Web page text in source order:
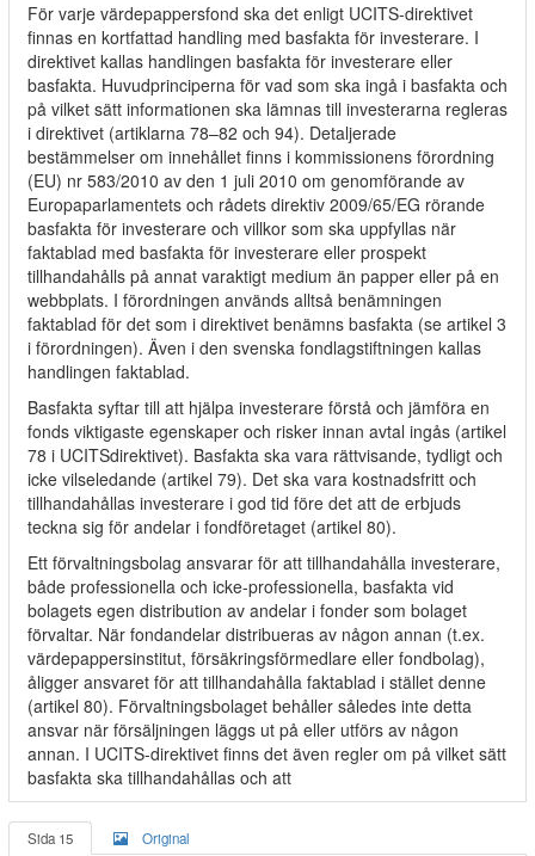
För varje värdepappersfond ska det enligt UCITS-direktivet
finnas en kortfattad handling med basfakta för investerare. I
direktivet kallas handlingen basfakta för investerare eller
basfakta. Huvudprinciperna för vad som ska ingå i basfakta och
på vilket sätt informationen ska lämnas till investerarna regleras
i direktivet (artiklarna 78–82 och 94). Detaljerade
bestämmelser om innehållet finns i kommissionens förordning
(EU) nr 583/2010 av den 1 juli 2010 om genomförande av
Europaparlamentets och rådets direktiv 2009/65/EG rörande
basfakta för investerare och villkor som ska uppfyllas när
faktablad med basfakta för investerare eller prospekt
tillhandahålls på annat varaktigt medium än papper eller på en
webbplats. I förordningen används alltså benämningen
faktablad för det som i direktivet benämns basfakta (se artikel 3
i förordningen). Även i den svenska fondlagstiftningen kallas
handlingen faktablad.
Basfakta syftar till att hjälpa investerare förstå och jämföra en
fonds viktigaste egenskaper och risker innan avtal ingås (artikel
78 i UCITSdirektivet). Basfakta ska vara rättvisande, tydligt och
icke vilseledande (artikel 79). Det ska vara kostnadsfritt och
tillhandahållas investerare i god tid före det att de erbjuds
teckna sig för andelar i fondföretaget (artikel 80).
Ett förvaltningsbolag ansvarar för att tillhandahålla investerare,
både professionella och icke-professionella, basfakta vid
bolagets egen distribution av andelar i fonder som bolaget
förvaltar. När fondandelar distribueras av någon annan (t.ex.
värdepappersinstitut, försäkringsförmedlare eller fondbolag),
åligger ansvaret för att tillhandahålla faktablad i stället denne
(artikel 80). Förvaltningsbolaget behåller således inte detta
ansvar när försäljningen läggs ut på eller utförs av någon
annan. I UCITS-direktivet finns det även regler om på vilket sätt
basfakta ska tillhandahållas och att
Sida 15 Original